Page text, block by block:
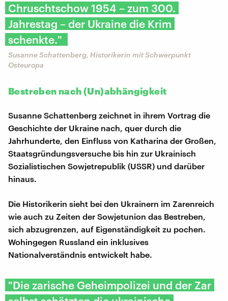
Chruschtschow 1954 – zum 300.
Jahrestag – der Ukraine die Krim
schenkte."
Susanne Schattenberg, Historikerin mit Schwerpunkt
Osteuropa
Bestreben nach (Un)abhängigkeit
Susanne Schattenberg zeichnet in ihrem Vortrag die
Geschichte der Ukraine nach, quer durch die
Jahrhunderte, den Einfluss von Katharina der Großen,
Staatsgründungsversuche bis hin zur Ukrainisch
Sozialistischen Sowjetrepublik (USSR) und darüber
hinaus.
Die Historikerin sieht bei den Ukrainern im Zarenreich
wie auch zu Zeiten der Sowjetunion das Bestreben,
sich abzugrenzen, auf Eigenständigkeit zu pochen.
Wohingegen Russland ein inklusives
Nationalverständnis entwickelt habe.
"Die zarische Geheimpolizei und der Zar